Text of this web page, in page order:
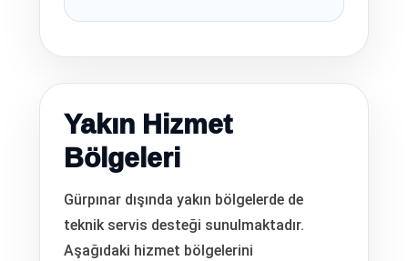
Yakın Hizmet
Bölgeleri
Gürpınar dışında yakın bölgelerde de
teknik servis desteği sunulmaktadır.
Aşağıdaki hizmet bölgelerini